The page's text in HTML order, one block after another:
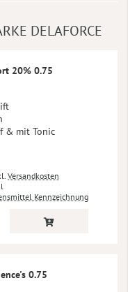
DELAFORCE
20% 0.75
& mit Tonic
Versandkosten
l
Kennzeichnung
0.75